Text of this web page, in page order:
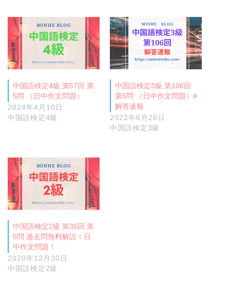
中国語検定4級 第57回 第
5問 （日中作文問題）
2024年4月10日
中国語検定4級
中国語検定3級 第106回
第5問 （日中作文問題）#
解答速報
2022年6月26日
中国語検定3級
中国語検定2級 第35回 第
5問 過去問無料解説！日
中作文問題！
2020年12月30日
中国語検定2級